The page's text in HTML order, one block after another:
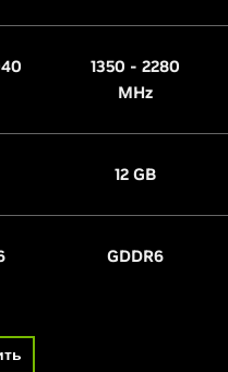
1350 - 2280
MHz
12 GB
GDDR6